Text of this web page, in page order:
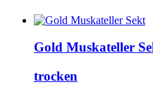
Gold Muskateller
trocken